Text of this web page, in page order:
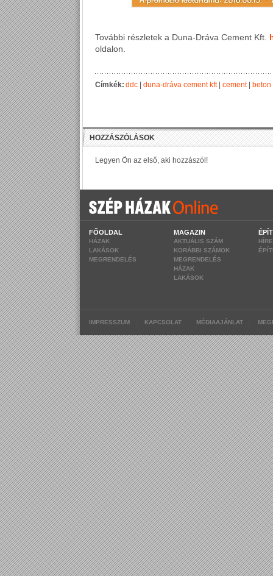
További részletek a Duna-Dráva Cement Kft.
oldalon.
Címkék:ddc duna-dráva cement kft| cement| beton
FŐOLDAL
HÁZAK
LAKÁSOK
MEGRENDELÉS
MAGAZIN
AKTUÁLIS SZÁM
KORÁBBI SZÁMOK
MEGRENDELÉS
HÁZAK
LAKÁSOK
IMPRESSZUM KAPCSOLAT MÉDIAAJÁNLAT